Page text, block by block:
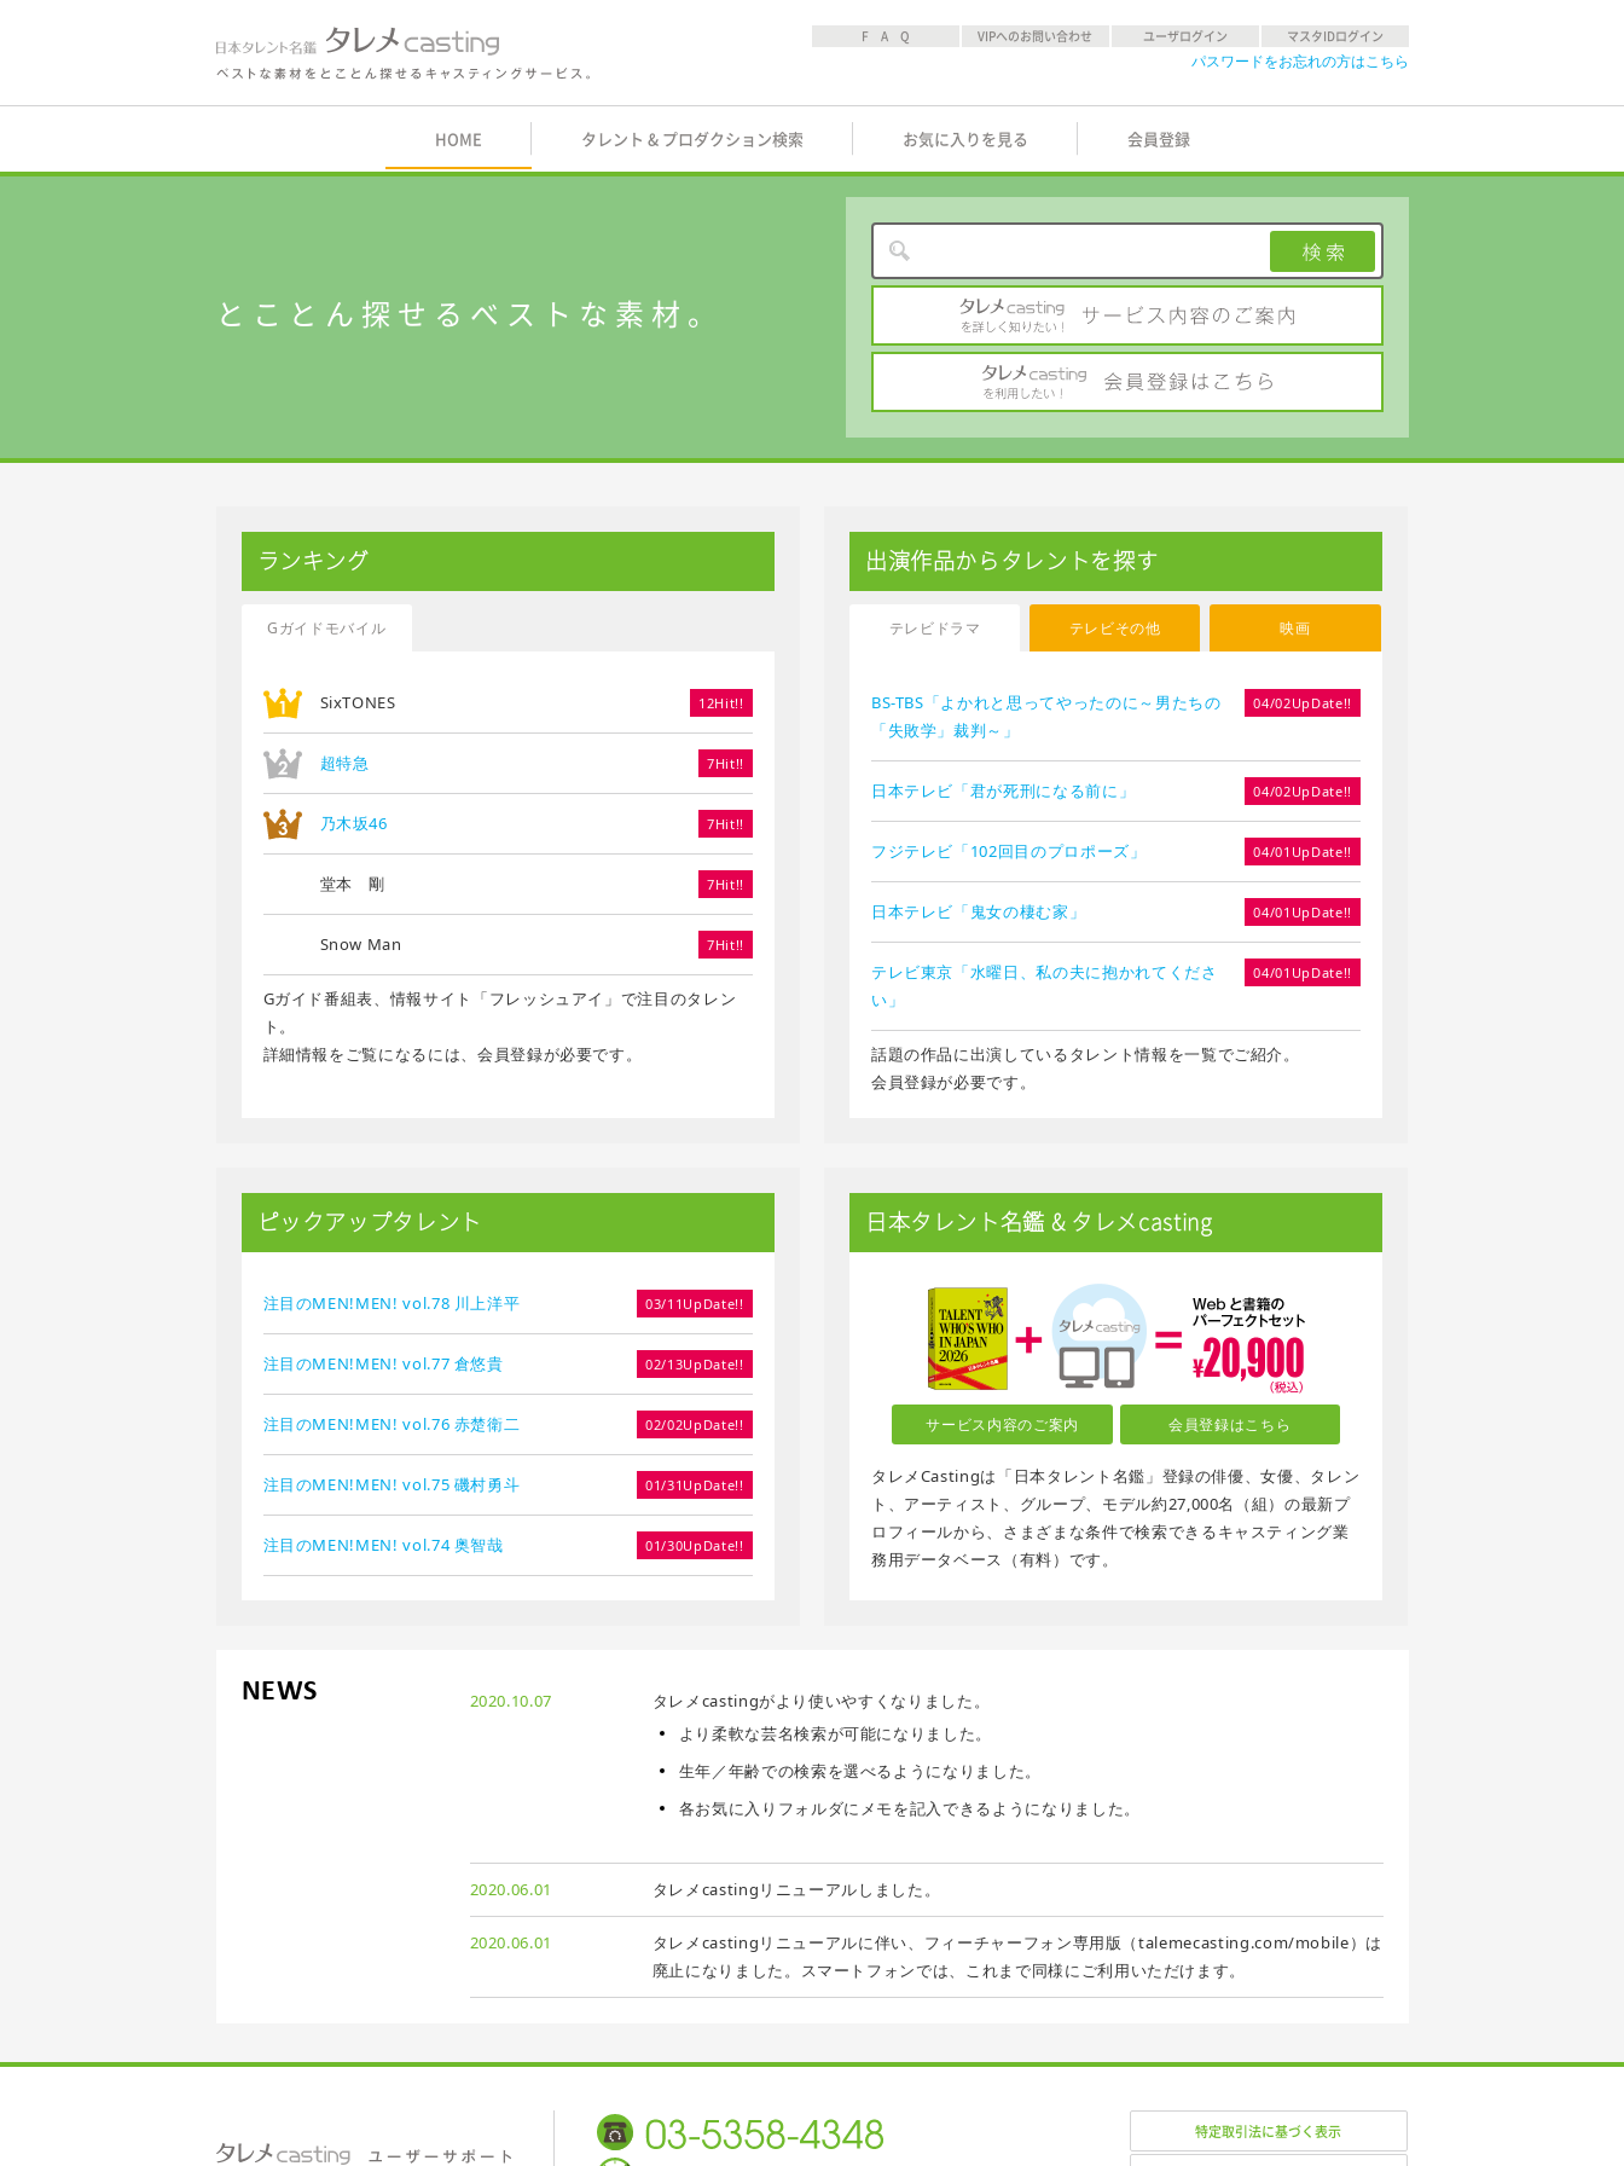
F A Q VIPへのお問い合わせ ユーザログイン マスタIDログイン
パスワードをお忘れの方はこちら
HOME タレント & プロダクション検索 お気に入りを見る 会員登録
とことん探せるベストな素材。
ランキング
Gガイドモバイル
SixTONES 12Hit!!
超特急 7Hit!!
乃木坂46 7Hit!!
堂本 剛 7Hit!!
Snow Man 7Hit!!
Gガイド番組表、情報サイト「フレッシュアイ」で注目のタレン
ト。
詳細情報をご覧になるには、会員登録が必要です。
出演作品からタレントを探す
テレビドラマ テレビその他 映画
BS-TBS「よかれと思ってやったのに～男たちの
「失敗学」裁判～」
04/02UpDate!!
日本テレビ「君が死刑になる前に」 04/02UpDate!!
フジテレビ「102回目のプロポーズ」 04/01UpDate!!
日本テレビ「鬼女の棲む家」 04/01UpDate!!
テレビ東京「水曜日、私の夫に抱かれてくださ
い」
04/01UpDate!!
話題の作品に出演しているタレント情報を一覧でご紹介。
会員登録が必要です。
ピックアップタレント
注目のMEN!MEN! vol.78 川上洋平 03/11UpDate!!
注目のMEN!MEN! vol.77 倉悠貴 02/13UpDate!!
注目のMEN!MEN! vol.76 赤楚衛二 02/02UpDate!!
注目のMEN!MEN! vol.75 磯村勇斗 01/31UpDate!!
注目のMEN!MEN! vol.74 奥智哉 01/30UpDate!!
日本タレント名鑑 & タレメcasting
サービス内容のご案内 会員登録はこちら
タレメCastingは「日本タレント名鑑」登録の俳優、女優、タレン
ト、アーティスト、グループ、モデル約27,000名（組）の最新プ
ロフィールから、さまざまな条件で検索できるキャスティング業
務用データベース（有料）です。
NEWS 2020.10.07
タレメcastingがより使いやすくなりました。
より柔軟な芸名検索が可能になりました。
生年／年齢での検索を選べるようになりました。
各お気に入りフォルダにメモを記入できるようになりました。
2020.06.01 タレメcastingリニューアルしました。
2020.06.01
タレメcastingリニューアルに伴い、フィーチャーフォン専用版（talemecasting.com/mobile）は
廃止になりました。スマートフォンでは、これまで同様にご利用いただけます。
特定取引法に基づく表示